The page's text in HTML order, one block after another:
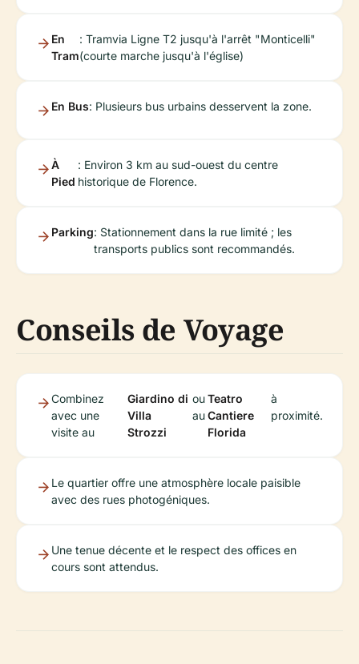
En
Tram
: Tramvia Ligne T2 jusqu'à l'arrêt "Monticelli"
(courte marche jusqu'à l'église)
En Bus: Plusieurs bus urbains desservent la zone.
À
Pied
: Environ 3 km au sud-ouest du centre
historique de Florence.
Parking: Stationnement dans la rue limité ; les
transports publics sont recommandés.
Conseils de Voyage
Combinez
avec une
visite au
Giardino di
Villa
Strozzi
ou
au
Teatro
Cantiere
Florida
à
proximité.
Le quartier offre une atmosphère locale paisible
avec des rues photogéniques.
Une tenue décente et le respect des offices en
cours sont attendus.